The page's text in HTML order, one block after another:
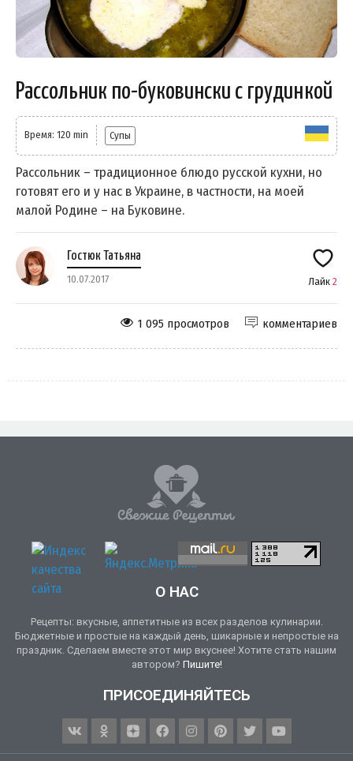
Рассольник по-буковински с грудинкой
Время: 120 min Супы
Рассольник – традиционное блюдо русской кухни, но
готовят его и у нас в Украине, в частности, на моей
малой Родине – на Буковине.
Гостюк Татьяна
10.07.2017 Лайк 2
комментариев
1 095 просмотров
О НАС
Рецепты: вкусные, аппетитные из всех разделов кулинарии.
Бюджетные и простые на каждый день, шикарные и непростые на
праздник. Сделаем вместе этот мир вкуснее! Хотите стать нашим
автором? Пишите!
ПРИСОЕДИНЯЙТЕСЬ